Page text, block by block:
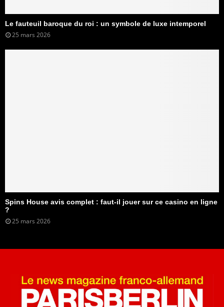
Le fauteuil baroque du roi : un symbole de luxe intemporel
25 mars 2026
Spins House avis complet : faut-il jouer sur ce casino en ligne
?
25 mars 2026